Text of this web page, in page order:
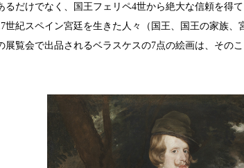
だけでなく、国王フェリペ4世から絶大な信頼を得
世紀スペイン宮廷を生きた人々（国王、国王の家族
展覧会で出品されるベラスケスの7点の絵画は、その